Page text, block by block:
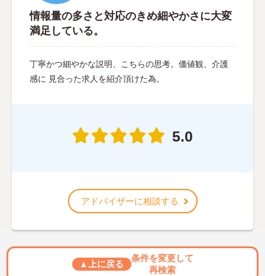
情報量の多さと対応のきめ細やかさに大変
満足している。
丁寧かつ細やかな説明、こちらの思考。価値観、介護
感に 見合った求人を紹介頂けた為。
5.0
アドバイザーに相談する
▲上に戻る
条件を変更して
再検索